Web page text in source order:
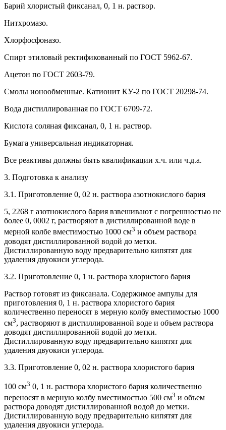
Барий хлористый фиксанал, 0, 1 н. раствор.
Нитхромазо.
Хлорфосфоназо.
Спирт этиловый ректификованный по ГОСТ 5962-67.
Ацетон по ГОСТ 2603-79.
Смолы ионообменные. Катионит КУ-2 по ГОСТ 20298-74.
Вода дистиллированная по ГОСТ 6709-72.
Кислота соляная фиксанал, 0, 1 н. раствор.
Бумага универсальная индикаторная.
Все реактивы должны быть квалификации х.ч. или ч.д.а.
3. Подготовка к анализу
3.1. Приготовление 0, 02 н. раствора азотнокислого бария
5, 2268 г азотнокислого бария взвешивают с погрешностью не
более 0, 0002 г, растворяют в дистиллированной воде в
мерной колбе вместимостью 1000 см3 и объем раствора
доводят дистиллированной водой до метки.
Дистиллированную воду предварительно кипятят для
удаления двуокиси углерода.
3.2. Приготовление 0, 1 н. раствора хлористого бария
Раствор готовят из фиксанала. Содержимое ампулы для
приготовления 0, 1 н. раствора хлористого бария
количественно переносят в мерную колбу вместимостью 1000
см3, растворяют в дистиллированной воде и объем раствора
доводят дистиллированной водой до метки.
Дистиллированную воду предварительно кипятят для
удаления двуокиси углерода.
3.3. Приготовление 0, 02 н. раствора хлористого бария
100 см3 0, 1 н. раствора хлористого бария количественно
переносят в мерную колбу вместимостью 500 см3 и объем
раствора доводят дистиллированной водой до метки.
Дистиллированную воду предварительно кипятят для
удаления двуокиси углерода.